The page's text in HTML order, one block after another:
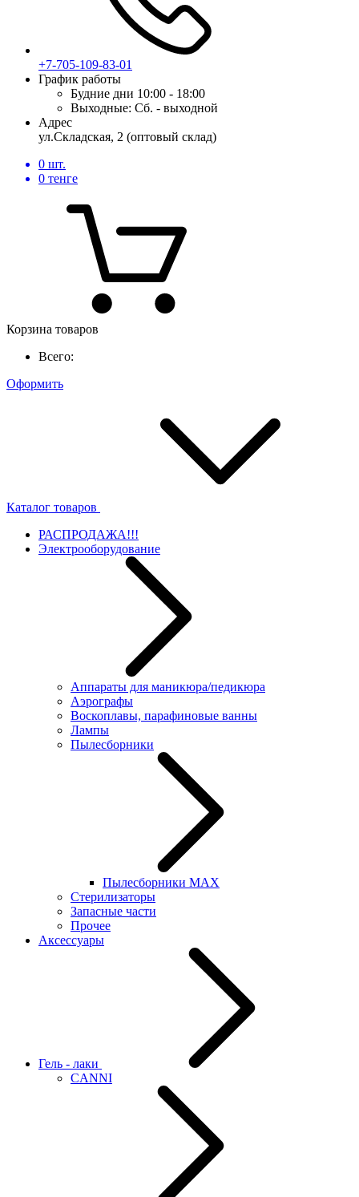
+7-705-109-83-01
График работы
Будние дни 10:00 - 18:00
Выходные: Сб. - выходной
Адрес
ул.Складская, 2 (оптовый склад)
0 шт.
0 тенге
Корзина товаров
Всего:
Оформить
Каталог товаров
РАСПРОДАЖА!!!
Электрооборудование
Аппараты для маникюра/педикюра
Аэрографы
Воскоплавы, парафиновые ванны
Лампы
Пылесборники
Пылесборники MAX
Стерилизаторы
Запасные части
Прочее
Аксессуары
Гель - лаки
CANNI